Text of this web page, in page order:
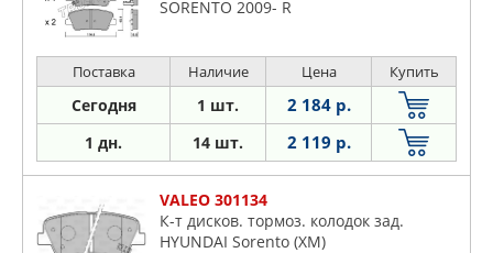
SORENTO 2009- R
Поставка Наличие Цена Купить
Сегодня 1 шт. 2 184 р.
1 дн. 14 шт. 2 119 р.
VALEO 301134
К-т дисков. тормоз. колодок зад.
HYUNDAI Sorento (XM)